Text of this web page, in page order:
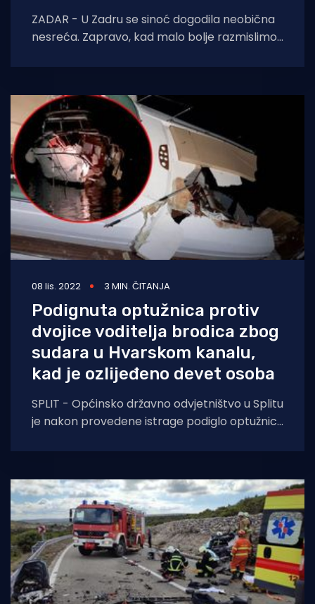
ZADAR - U Zadru se sinoć dogodila neobična
nesreća. Zapravo, kad malo bolje razmislimo,
08 lis. 2022 3 MIN. ČITANJA
Podignuta optužnica protiv
dvojice voditelja brodica zbog
sudara u Hvarskom kanalu,
kad je ozlijeđeno devet osoba
SPLIT - Općinsko državno odvjetništvo u Splitu
je nakon provedene istrage podiglo optužnicu
počinjenog